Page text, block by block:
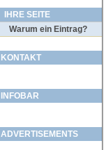
IHRE SEITE
Warum ein Eintrag?
KONTAKT
INFOBAR
ADVERTISEMENTS